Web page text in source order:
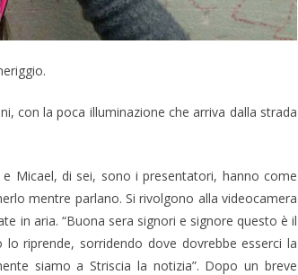
con la poca illuminazione che arriva dalla strada
Micael, di sei, sono i presentatori, hanno come
mentre parlano. Si rivolgono alla videocamera
in aria. “Buona sera signori e signore questo è il
riprende, sorridendo dove dovrebbe esserci la
siamo a Striscia la notizia”. Dopo un breve